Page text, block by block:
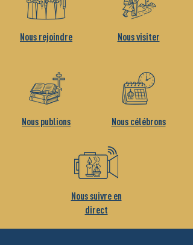
Nous rejoindre
Nous publions
Nous visiter
Nous célébrons
Nous suivre en
direct